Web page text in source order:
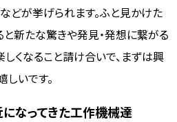
どが挙げられます。ふと見かけた
新たな驚きや発見・発想に繋がる
くなること請け合いで、まずは興
いです。
なってきた工作機械達